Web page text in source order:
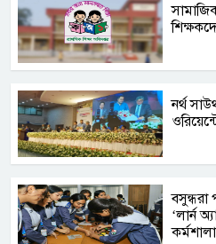
নর্থ
‘লার্ন